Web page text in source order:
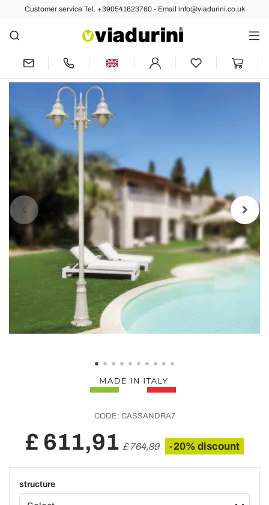
Customer service Tel. +390541623760 - Email info@viadurini.co.uk
Back Previous Next
Garden Lamp with 3 Lights in
Aluminum Made in Italy - Cassandra
CODE: CASSANDRA7
£ 611,91 £ 764,89 -20% discount
structure